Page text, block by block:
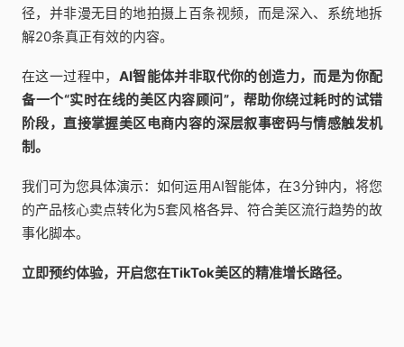
径，并非漫无目的地拍摄上百条视频，而是深入、系统地拆
解20条真正有效的内容。
在这一过程中， AI智能体并非取代你的创造力，而是为你配
备一个“实时在线的美区内容顾问”，帮助你绕过耗时的试错
阶段，直接掌握美区电商内容的深层叙事密码与情感触发机
制。
我们可为您具体演示：如何运用AI智能体，在3分钟内，将您
的产品核心卖点转化为5套风格各异、符合美区流行趋势的故
事化脚本。
立即预约体验，开启您在TikTok美区的精准增长路径。